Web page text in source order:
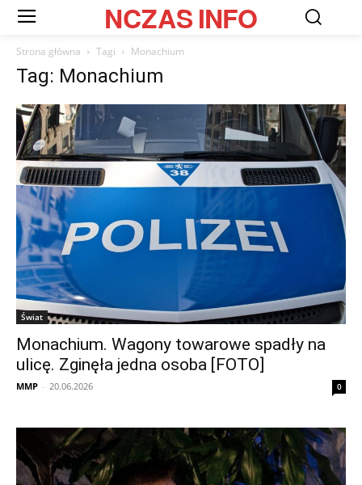
NCZASINFO
Strona główna Tagi Monachium
Tag: Monachium
Świat
Monachium. Wagony towarowe spadły na
ulicę. Zginęła jedna osoba [FOTO]
MMP - 20.06.2026 0